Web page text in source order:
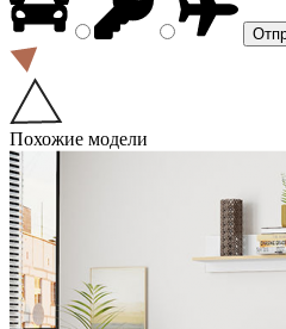
Похожие модели